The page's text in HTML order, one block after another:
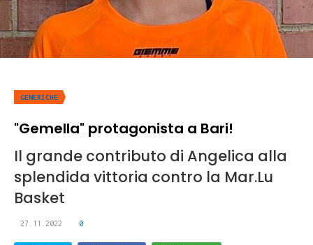
GENERICHE
"Gemella" protagonista a Bari!
Il grande contributo di Angelica alla
splendida vittoria contro la Mar.Lu
Basket
27.11.2022 0